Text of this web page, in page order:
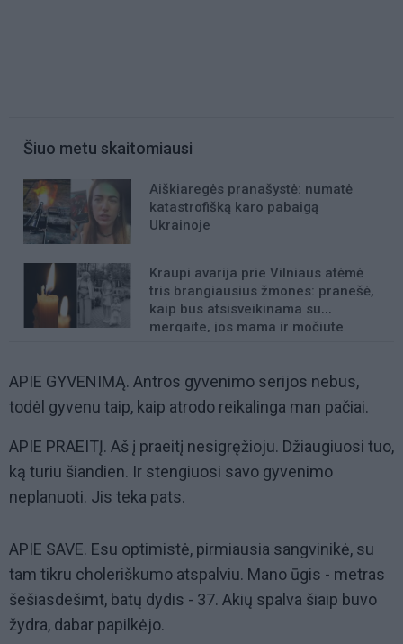
Šiuo metu skaitomiausi
Aiškiaregės pranašystė: numatė
katastrofišką karo pabaigą
Ukrainoje
Kraupi avarija prie Vilniaus atėmė
tris brangiausius žmones: pranešė,
kaip bus atsisveikinama su
mergaite, jos mama ir močiute
APIE GYVENIMĄ. Antros gyvenimo serijos nebus,
todėl gyvenu taip, kaip atrodo reikalinga man pačiai.
APIE PRAEITĮ. Aš į praeitį nesigręžioju. Džiaugiuosi tuo,
ką turiu šiandien. Ir stengiuosi savo gyvenimo
neplanuoti. Jis teka pats.
APIE SAVE. Esu optimistė, pirmiausia sangvinikė, su
tam tikru choleriškumo atspalviu. Mano ūgis - metras
šešiasdešimt, batų dydis - 37. Akių spalva šiaip buvo
žydra, dabar papilkėjo.